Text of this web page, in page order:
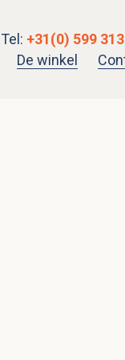
Tel: +31(0) 599
De winkel